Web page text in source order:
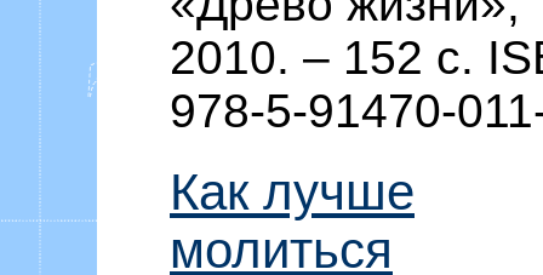
2010. – 152 c.
978-5-91470-
Как лучше
молиться